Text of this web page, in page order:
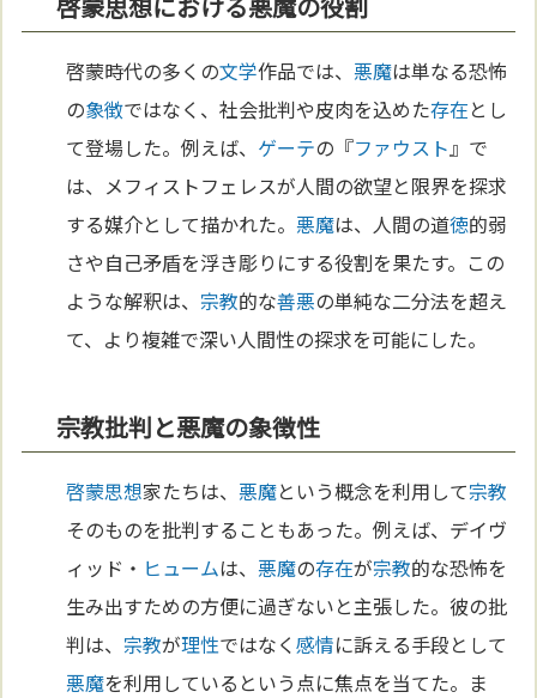
啓蒙時代の多くの文学作品では、悪魔は単なる恐怖
の象徴ではなく、社会批判や皮肉を込めた存在とし
て登場した。例えば、 ゲーテの『ファウスト』で
は、メフィストフェレスが人間の欲望と限界を探求
する媒介として描かれた。悪魔は、人間の道徳的弱
さや自己矛盾を浮き彫りにする役割を果たす。この
ような解釈は、 宗教的な善悪の単純な二分法を超え
て、より複雑で深い人間性の探求を可能にした。
宗教批判と悪魔の象徴性
啓蒙思想家たちは、悪魔という概念を利用して宗教
そのものを批判することもあった。例えば、デイヴ
ィッド・ ヒュームは、悪魔の存在が宗教的な恐怖を
生み出すための方便に過ぎないと主張した。彼の批
判は、 宗教が理性ではなく感情に訴える手段として
悪魔を利用しているという点に焦点を当てた。ま